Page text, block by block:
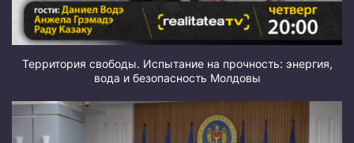
Территория свободы. Испытание на прочность: энергия,
вода и безопасность Молдовы